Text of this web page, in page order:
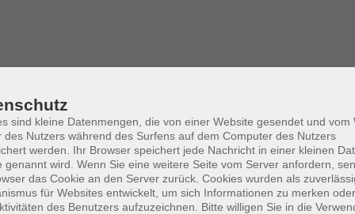
sind kleine Datenmengen, die von einer Website gesendet und vom
des Nutzers während des Surfens auf dem Computer des Nutzers
werden. Ihr Browser speichert jede Nachricht in einer kleinen
genannt wird. Wenn Sie eine weitere Seite vom Server anfordern,
das Cookie an den Server zurück. Cookies wurden als
für Websites entwickelt, um sich Informationen zu merken
des Benutzers aufzuzeichnen. Bitte willigen Sie in die